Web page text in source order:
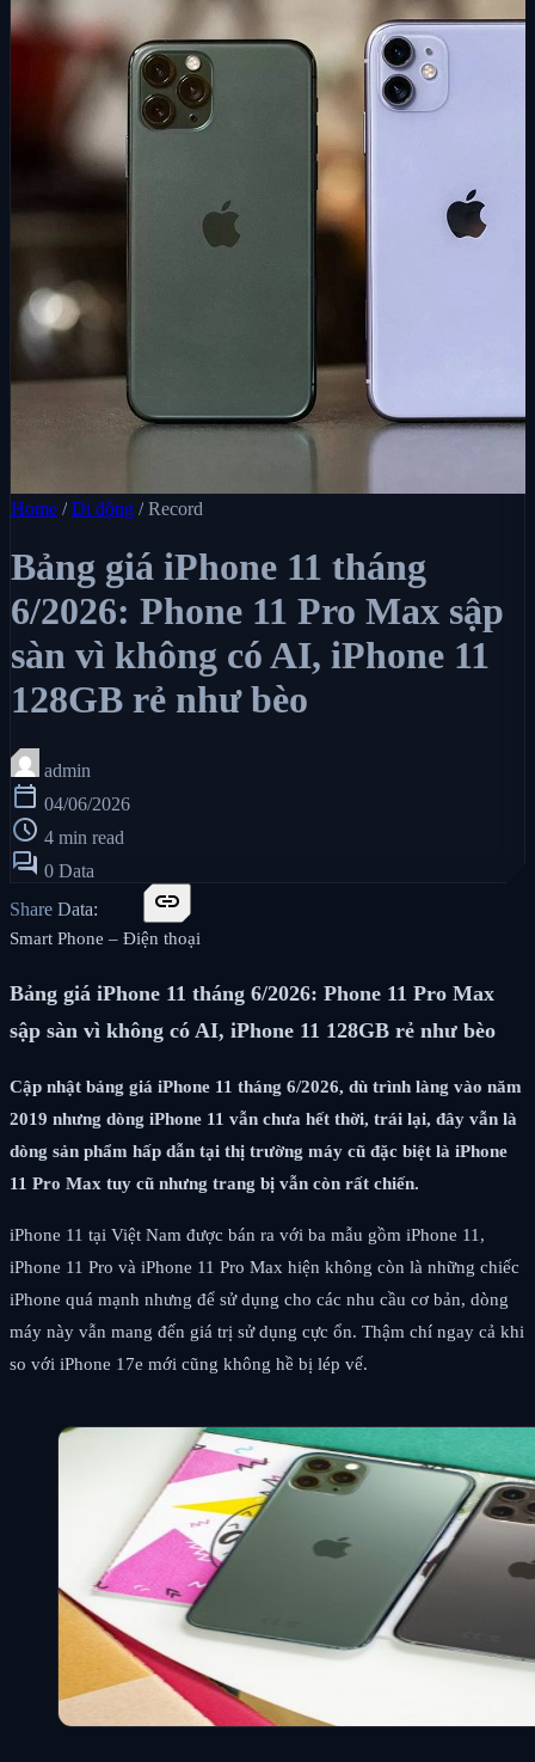
Home / Di động / Record
Bảng giá iPhone 11 tháng
6/2026: Phone 11 Pro Max sập
sàn vì không có AI, iPhone 11
128GB rẻ như bèo
admin
calendar_today 04/06/2026
schedule 4 min read
forum 0 Data
Share Data:
link
Smart Phone – Điện thoại
Bảng giá iPhone 11 tháng 6/2026: Phone 11 Pro Max
sập sàn vì không có AI, iPhone 11 128GB rẻ như bèo
Cập nhật bảng giá iPhone 11 tháng 6/2026, dù trình làng vào năm
2019 nhưng dòng iPhone 11 vẫn chưa hết thời, trái lại, đây vẫn là
dòng sản phẩm hấp dẫn tại thị trường máy cũ đặc biệt là iPhone
11 Pro Max tuy cũ nhưng trang bị vẫn còn rất chiến.
iPhone 11 tại Việt Nam được bán ra với ba mẫu gồm iPhone 11,
iPhone 11 Pro và iPhone 11 Pro Max hiện không còn là những chiếc
iPhone quá mạnh nhưng để sử dụng cho các nhu cầu cơ bản, dòng
máy này vẫn mang đến giá trị sử dụng cực ổn. Thậm chí ngay cả khi
so với iPhone 17e mới cũng không hề bị lép vế.